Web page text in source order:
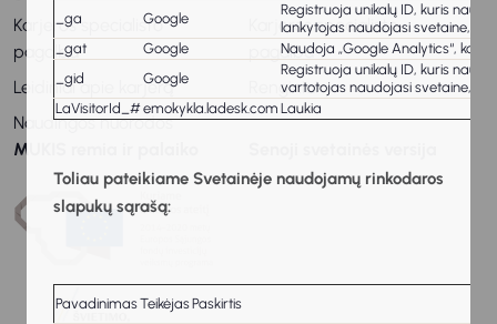
_ga
Google
Registruoja unikalų ID, kuris
lankytojas naudojasi svetaine,
_gat
Google
Naudoja „Google Analytics“, kad
_gid
Google
Registruoja unikalų ID, kuris
vartotojas naudojasi svetaine,
LaVisitorId_#emokykla.ladesk.com Laukia
Toliau pateikiame Svetainėje naudojamų rinkodaros
slapukų sąrašą:
PavadinimasTeikėjasPaskirtis
Karjeros specialisto
pagalba
Leidiniai apie karjerą
Naudingos nuorodos
Karjeros specialisto
pagalba
Renginiai
MUKIS remia ir palaiko